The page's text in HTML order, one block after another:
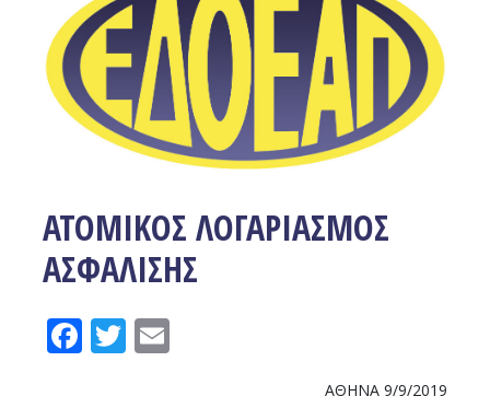
ΑΤΟΜΙΚΟΣ ΛΟΓΑΡΙΑΣΜΟΣ
ΑΣΦΑΛΙΣΗΣ
Facebook
Twitter
ΑΘΗΝΑ 9/9/2019